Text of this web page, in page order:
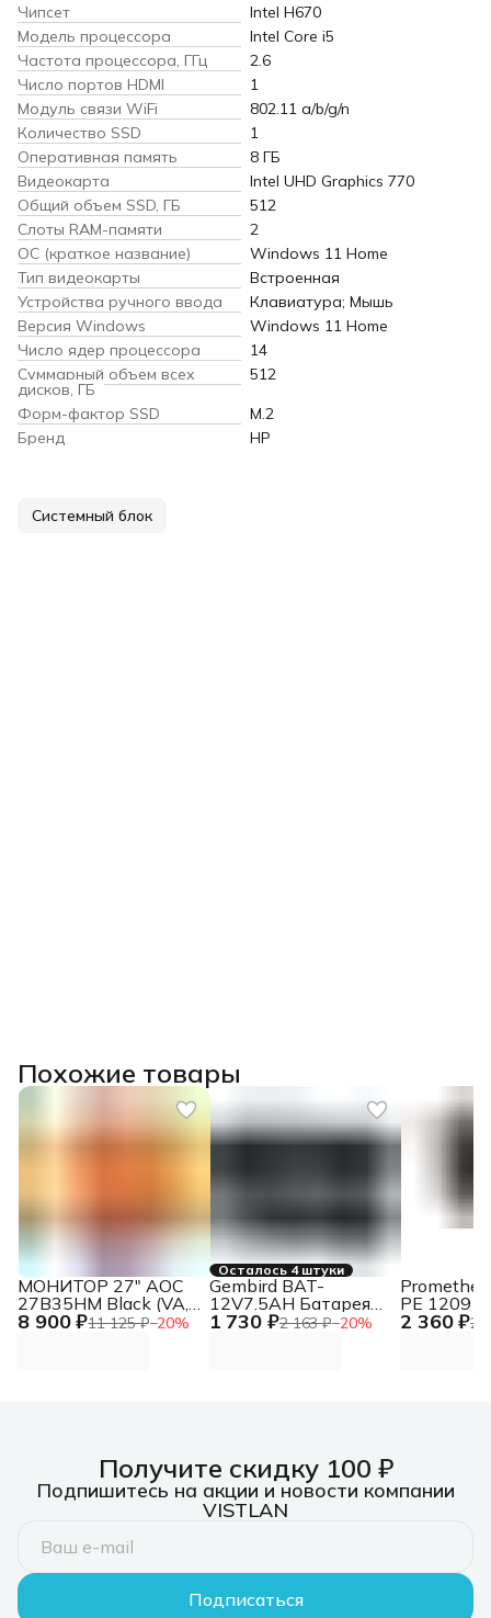
Чипсет
Intel H670
Модель процессора
Intel Core i5
Частота процессора, ГГц
2.6
Число портов HDMI
1
Модуль связи WiFi
802.11 a/b/g/n
Количество SSD
1
Оперативная память
8 ГБ
Видеокарта
Intel UHD Graphics 770
Общий объем SSD, ГБ
512
Слоты RAM-памяти
2
ОС (краткое название)
Windows 11 Home
Тип видеокарты
Встроенная
Устройства ручного ввода
Клавиатура; Мышь
Версия Windows
Windows 11 Home
Число ядер процессора
14
Суммарный объем всех
дисков, ГБ
512
Форм-фактор SSD
M.2
Бренд
HP
Системный блок
Похожие товары
8 900 ₽11 125 ₽−20%
МОНИТОР 27" AOC
27B35HM Black (VA,
1920x1080, 120Hz, 1
Осталось 4 штуки
1 730 ₽2 163 ₽−20%
Gembird BAT-
12V7.5AH Батарея
для ИБП
2 360 ₽2
PE 1209
ИБП 12В
Получите скидку 100 ₽
Подпишитесь на акции и новости компании
VISTLAN
Подписаться